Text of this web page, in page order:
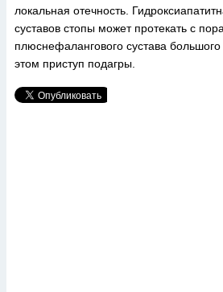
локальная отечность.
суставов стопы может протекать с
плюснефалангового сустава
этом приступ подагры.